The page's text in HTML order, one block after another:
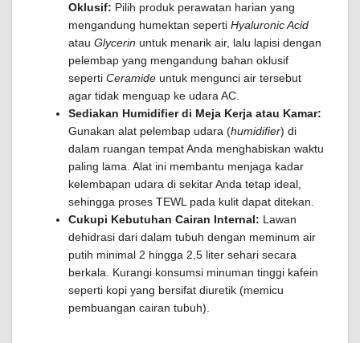
Oklusif: Pilih produk perawatan harian yang
mengandung humektan seperti Hyaluronic Acid
atau Glycerin untuk menarik air, lalu lapisi dengan
pelembap yang mengandung bahan oklusif
seperti Ceramide untuk mengunci air tersebut
agar tidak menguap ke udara AC.
Sediakan Humidifier di Meja Kerja atau Kamar:
Gunakan alat pelembap udara (humidifier) di
dalam ruangan tempat Anda menghabiskan waktu
paling lama. Alat ini membantu menjaga kadar
kelembapan udara di sekitar Anda tetap ideal,
sehingga proses TEWL pada kulit dapat ditekan.
Cukupi Kebutuhan Cairan Internal: Lawan
dehidrasi dari dalam tubuh dengan meminum air
putih minimal 2 hingga 2,5 liter sehari secara
berkala. Kurangi konsumsi minuman tinggi kafein
seperti kopi yang bersifat diuretik (memicu
pembuangan cairan tubuh).